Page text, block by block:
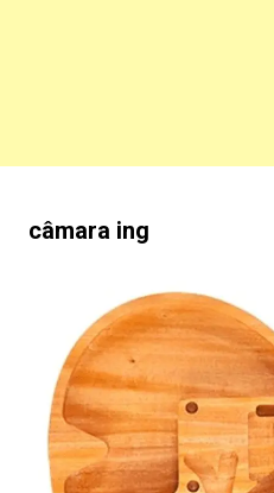
câmara ing